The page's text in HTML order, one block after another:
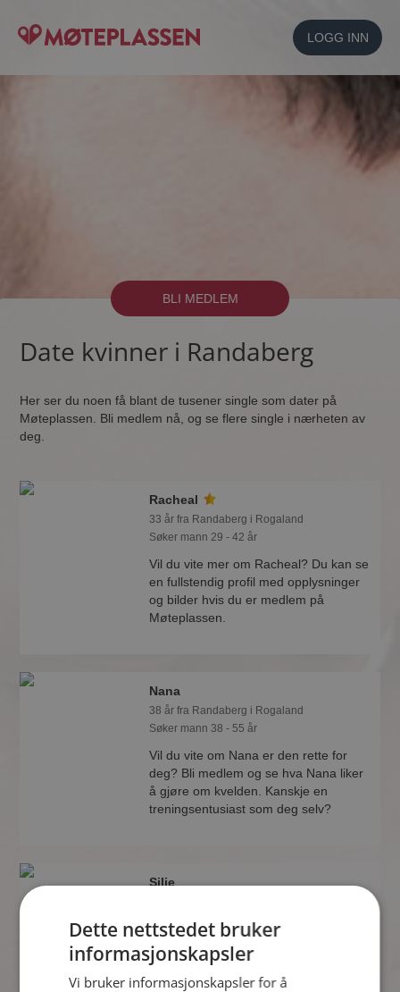
LOGG INN
BLI MEDLEM
Date kvinner i Randaberg
Her ser du noen få blant de tusener single som dater på
Møteplassen. Bli medlem nå, og se flere single i nærheten av
deg.
Racheal
33 år fra Randaberg i Rogaland
Søker mann 29 - 42 år
Vil du vite mer om Racheal? Du kan se
en fullstendig profil med opplysninger
og bilder hvis du er medlem på
Møteplassen.
Nana
38 år fra Randaberg i Rogaland
Søker mann 38 - 55 år
Vil du vite om Nana er den rette for
deg? Bli medlem og se hva Nana liker
å gjøre om kvelden. Kanskje en
treningsentusiast som deg selv?
Silje
Søker mann 35 - 52 år
Om ett minutt kan du være medlem på
Møteplassen, og se om Silje er
drømmende eller praktisk! Det er
Dette nettstedet bruker
informasjonskapsler
Vi bruker informasjonskapsler for å